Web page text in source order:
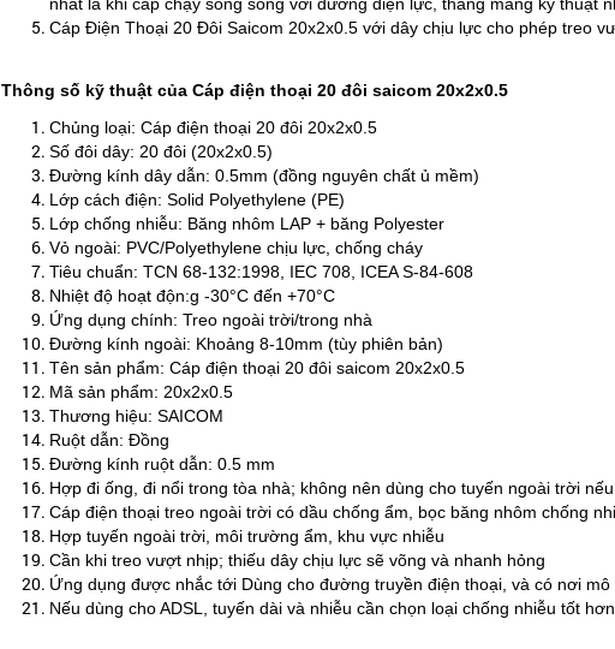
Cáp Điện Thoại 20 Đôi Saicom 20x2x0.5 với dây chịu lực cho phép treo
Thông số kỹ thuật của Cáp điện thoại 20 đôi saicom 20x2x0.5
Chủng loại: Cáp điện thoại 20 đôi 20x2x0.5
Số đôi dây: 20 đôi (20x2x0.5)
Đường kính dây dẫn: 0.5mm (đồng nguyên chất ủ mềm)
Lớp cách điện: Solid Polyethylene (PE)
Lớp chống nhiễu: Băng nhôm LAP + băng Polyester
Vỏ ngoài: PVC/Polyethylene chịu lực, chống cháy
Tiêu chuẩn: TCN 68-132:1998, IEC 708, ICEA S-84-608
Nhiệt độ hoạt độn:g -30°C đến +70°C
Ứng dụng chính: Treo ngoài trời/trong nhà
Đường kính ngoài: Khoảng 8-10mm (tùy phiên bản)
Tên sản phẩm: Cáp điện thoại 20 đôi saicom 20x2x0.5
Mã sản phẩm: 20x2x0.5
Thương hiệu: SAICOM
Ruột dẫn: Đồng
Đường kính ruột dẫn: 0.5 mm
​Hợp đi ống, đi nổi trong tòa nhà; không nên dùng cho tuyến ngoài trời
Cáp điện thoại treo ngoài trời có dầu chống ẩm, bọc băng nhôm chống
​Hợp tuyến ngoài trời, môi trường ẩm, khu vực nhiễu
Cần khi treo vượt nhịp; thiếu dây chịu lực sẽ võng và nhanh hỏng
Ứng dụng được nhắc tới Dùng cho đường truyền điện thoại, và có nơi
​Nếu dùng cho ADSL, tuyến dài và nhiễu cần chọn loại chống nhiễu tốt hơn